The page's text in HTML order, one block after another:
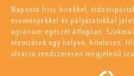
Naponta friss hírekkel,
eseményekkel és pályázatokkal
agrárium egészét átfogóan.
elemzések egy helyen, hitelesen.
olvassa rendszeresen megjelenő